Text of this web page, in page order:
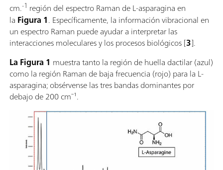
espectral en entornos operativos muy difíciles, para
investigaciones tanto en laboratorios como sobre el
terreno.Descubra cómo el i-Raman Plus brinda
espectroscopía Raman apta para investigaciones en
un paquete asequible:Amplia cobertura espectral y
configuraciones de espectrómetro de alta resolución.;
El pequeño tamaño del sistema, su diseño ligero y su
bajo consumo de corriente garantizan poder disponer
de capacidad de análisis Raman apto para
investigaciones en cualquier lugar.; El i-Raman Plus
cuenta con una sonda de fibra óptica para un
muestreo fácil y puede usarse con un soporte de
cubeta, un microscopio de vídeo y una platina de
posicionamiento XYZ con soporte de sonda.; El i-
cm.-1 región del espectro Raman de L-asparagina en
la Figura 1. Específicamente, la información vibracional en
un espectro Raman puede ayudar a interpretar las
interacciones moleculares y los procesos biológicos [3].
La Figura 1 muestra tanto la región de huella dactilar (azul)
como la región Raman de baja frecuencia (rojo) para la L-
asparagina; obsérvense las tres bandas dominantes por
debajo de 200 cm⁻¹.